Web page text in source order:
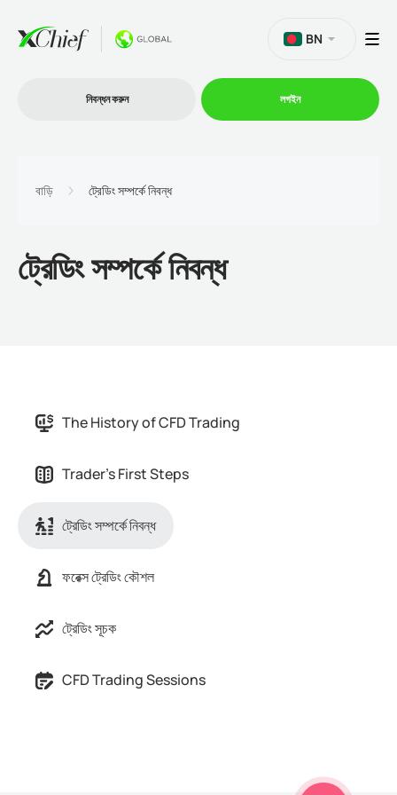
প্রোমোশন
BN
নিবন্ধন করুন লগইন
বাড়ি ট্রেডিং সম্পর্কে নিবন্ধ
ট্রেডিং সম্পর্কে নিবন্ধ
The History of CFD Trading
Trader's First Steps
ট্রেডিং সম্পর্কে নিবন্ধ
ফরেক্স ট্রেডিং কৌশল
ট্রেডিং সূচক
CFD Trading Sessions